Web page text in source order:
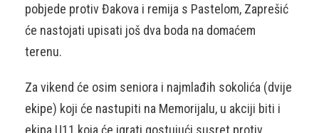
pobjede protiv Đakova i remija s Pastelom, Zaprešić
će nastojati upisati još dva boda na domaćem
terenu.
Za vikend će osim seniora i najmlađih sokolića (dvije
ekipe) koji će nastupiti na Memorijalu, u akciji biti i
ekipa U11 koja će igrati gostujući susret protiv